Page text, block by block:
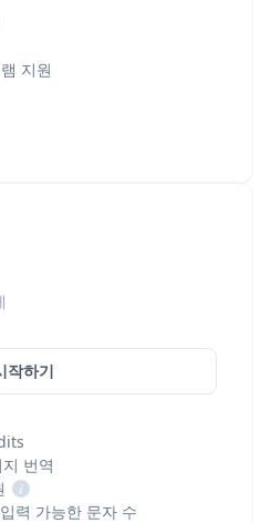
작하기
번역
i
력 가능한 문자 수
지원